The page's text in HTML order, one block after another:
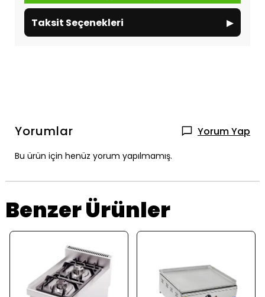
Taksit Seçenekleri ▸
Yorumlar Yorum Yap
Bu ürün için henüz yorum yapılmamış.
Benzer Ürünler